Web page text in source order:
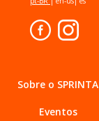
Sobre o SPRINTA
Eventos